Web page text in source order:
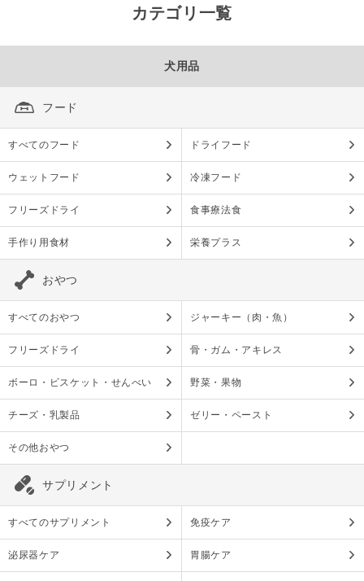
カテゴリ一覧
犬用品
フード
すべてのフード ドライフード
ウェットフード 冷凍フード
フリーズドライ 食事療法食
手作り用食材 栄養プラス
おやつ
すべてのおやつ ジャーキー（肉・魚）
フリーズドライ 骨・ガム・アキレス
ボーロ・ビスケット・せんべい 野菜・果物
チーズ・乳製品 ゼリー・ペースト
その他おやつ
サプリメント
すべてのサプリメント 免疫ケア
泌尿器ケア 胃腸ケア